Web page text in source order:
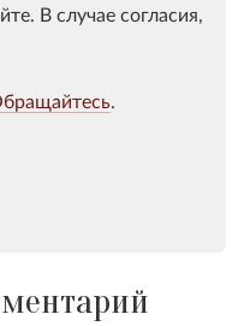
В случае согласия,
.